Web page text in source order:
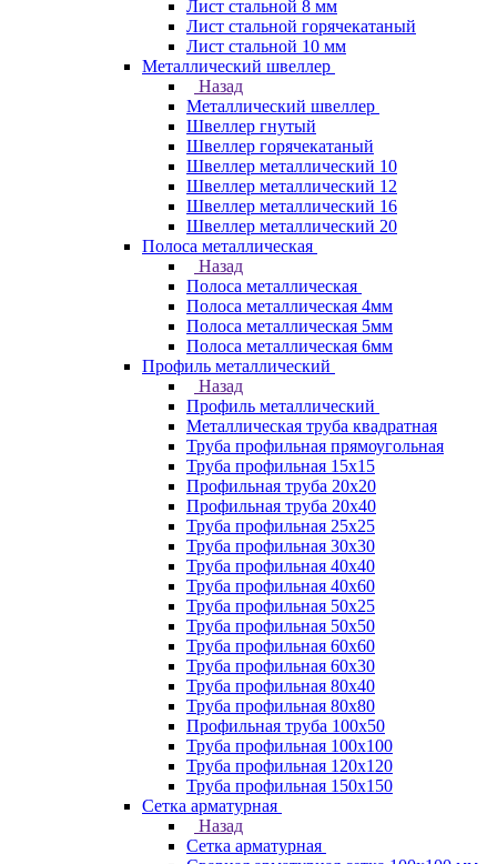
Лист стальной 8 мм
Лист стальной горячекатаный
Лист стальной 10 мм
Металлический швеллер
Назад
Металлический швеллер
Швеллер гнутый
Швеллер горячекатаный
Швеллер металлический 10
Швеллер металлический 12
Швеллер металлический 16
Швеллер металлический 20
Полоса металлическая
Назад
Полоса металлическая
Полоса металлическая 4мм
Полоса металлическая 5мм
Полоса металлическая 6мм
Профиль металлический
Назад
Профиль металлический
Металлическая труба квадратная
Труба профильная прямоугольная
Труба профильная 15х15
Профильная труба 20х20
Профильная труба 20х40
Труба профильная 25х25
Труба профильная 30x30
Труба профильная 40х40
Труба профильная 40х60
Труба профильная 50х25
Труба профильная 50х50
Труба профильная 60x60
Труба профильная 60х30
Труба профильная 80х40
Труба профильная 80х80
Профильная труба 100х50
Труба профильная 100х100
Труба профильная 120х120
Труба профильная 150х150
Сетка арматурная
Назад
Сетка арматурная